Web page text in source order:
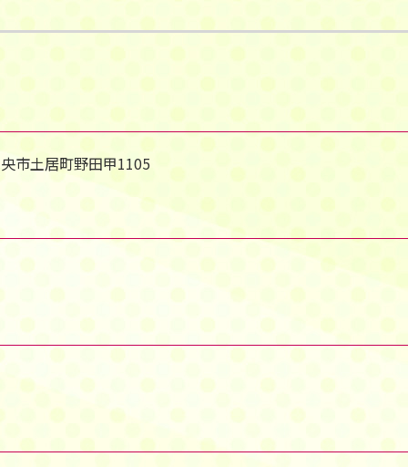
市土居町野田甲1105